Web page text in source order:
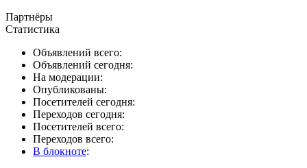
Партнёры
Статистика
Объявлений всего:
Объявлений сегодня:
На модерации:
Опубликованы:
Посетителей сегодня:
Переходов сегодня:
Посетителей всего:
Переходов всего:
В блокноте: